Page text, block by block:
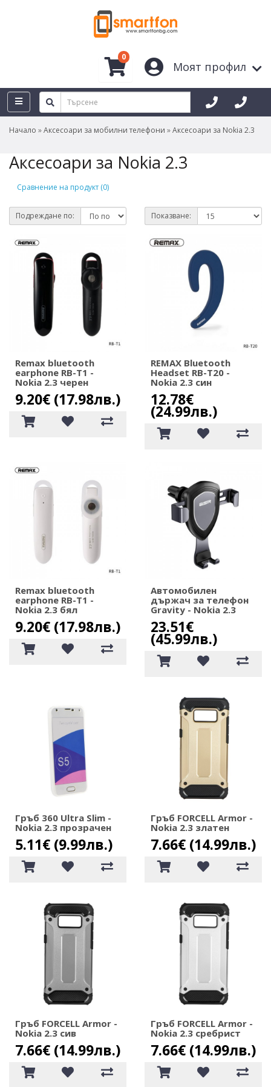
Моят профил
0
Начало Аксесоари за мобилни телефони Аксесоари за Nokia 2.3
Аксесоари за Nokia 2.3
Сравнение на продукт (0)
Подреждане по: Показване:
Remax bluetooth
earphone RB-T1 -
Nokia 2.3 черен
9.20€ (17.98лв.)
REMAX Bluetooth
Headset RB-T20 -
Nokia 2.3 син
12.78€
(24.99лв.)
Remax bluetooth
еarphone RB-T1 -
Nokia 2.3 бял
9.20€ (17.98лв.)
Автомобилен
държач за телефон
Gravity - Nokia 2.3
23.51€
(45.99лв.)
Гръб 360 Ultra Slim -
Nokia 2.3 прозрачен
5.11€ (9.99лв.)
Гръб FORCELL Armor -
Nokia 2.3 златен
7.66€ (14.99лв.)
Гръб FORCELL Armor -
Nokia 2.3 сив
7.66€ (14.99лв.)
Гръб FORCELL Armor -
Nokia 2.3 сребрист
7.66€ (14.99лв.)